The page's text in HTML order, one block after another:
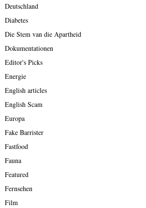
Deutschland
Diabetes
Die Stem van die Apartheid
Dokumentationen
Editor's Picks
Energie
English articles
English Scam
Europa
Fake Barrister
Fastfood
Fauna
Featured
Fernsehen
Film